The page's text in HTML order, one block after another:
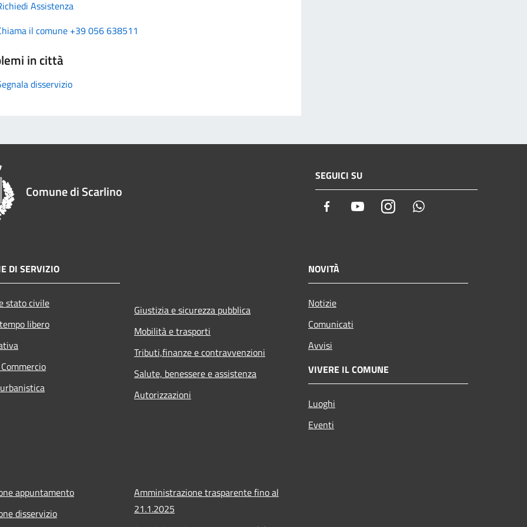
Assistenza
il comune +39 056 638511
in città
disservizio
Comune di Scarlino
SEGUICI SU
Facebook YoutubeInstagram
DI SERVIZIO
stato civile
libero
Giustizia e sicurezza pubblica
Mobilità e trasporti
Tributi,finanze e contravvenzioni
Salute, benessere e assistenza
Autorizzazioni
NOVITÀ
Notizie
Comunicati
Avvisi
VIVERE IL COMUNE
Luoghi
Eventi
appuntamento
disservizio
Amministrazione trasparente fino al
21.1.2025